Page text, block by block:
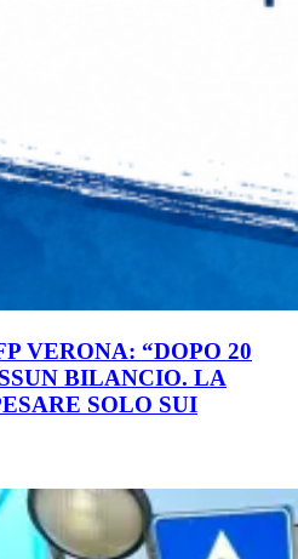
VERONA: “DOPO 20
BILANCIO. LA
SOLO SUI